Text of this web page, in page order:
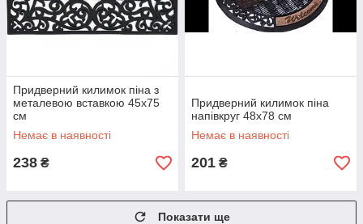
Придверний килимок піна з
металевою вставкою 45х75
см
Немає в наявності
238 ₴
Придверний килимок піна
напівкруг 48х78 см
Немає в наявності
201 ₴
Показати ще